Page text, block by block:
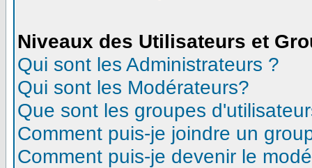
Niveaux des Utilisateurs et
Qui sont les Administrateurs ?
Qui sont les Modérateurs?
Que sont les groupes
Comment puis-je joindre un
Comment puis-je devenir le